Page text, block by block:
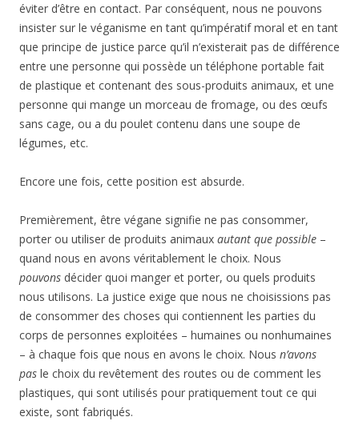
éviter d’être en contact. Par conséquent, nous ne pouvons
insister sur le véganisme en tant qu’impératif moral et en tant
que principe de justice parce qu’il n’existerait pas de différence
entre une personne qui possède un téléphone portable fait
de plastique et contenant des sous-produits animaux, et une
personne qui mange un morceau de fromage, ou des œufs
sans cage, ou a du poulet contenu dans une soupe de
légumes, etc.
Encore une fois, cette position est absurde.
Premièrement, être végane signifie ne pas consommer,
porter ou utiliser de produits animaux autant que possible –
quand nous en avons véritablement le choix. Nous
pouvons décider quoi manger et porter, ou quels produits
nous utilisons. La justice exige que nous ne choisissions pas
de consommer des choses qui contiennent les parties du
corps de personnes exploitées – humaines ou nonhumaines
– à chaque fois que nous en avons le choix. Nous n’avons
pas le choix du revêtement des routes ou de comment les
plastiques, qui sont utilisés pour pratiquement tout ce qui
existe, sont fabriqués.